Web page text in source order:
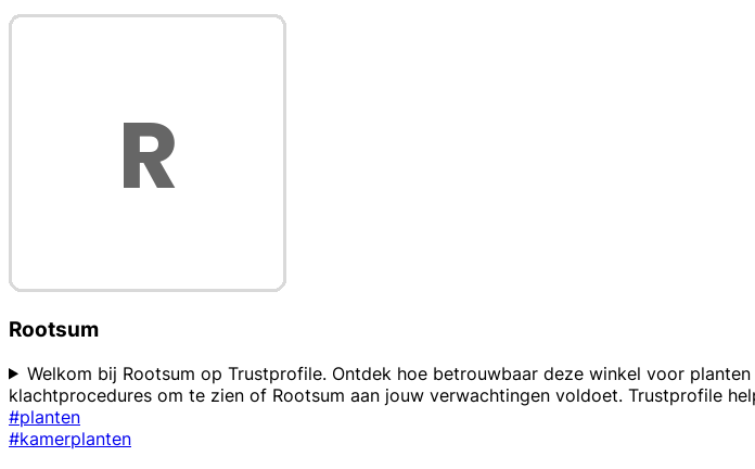
Rootsum
Welkom bij Rootsum op Trustprofile. Ontdek hoe betrouwbaar deze winkel voor
klachtprocedures om te zien of Rootsum aan jouw verwachtingen voldoet. Trustprofile
#planten
#kamerplanten